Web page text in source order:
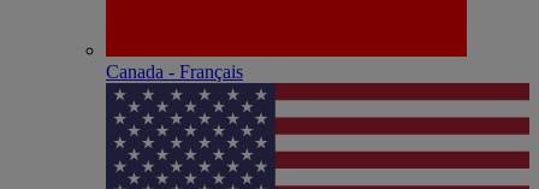
Canada - Français